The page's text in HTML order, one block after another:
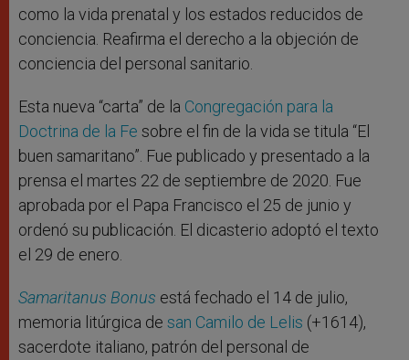
como la vida prenatal y los estados reducidos de
conciencia. Reafirma el derecho a la objeción de
conciencia del personal sanitario.
Esta nueva “carta” de la Congregación para la
Doctrina de la Fe sobre el fin de la vida se titula “El
buen samaritano”. Fue publicado y presentado a la
prensa el martes 22 de septiembre de 2020. Fue
aprobada por el Papa Francisco el 25 de junio y
ordenó su publicación. El dicasterio adoptó el texto
el 29 de enero.
Samaritanus Bonus está fechado el 14 de julio,
memoria litúrgica de san Camilo de Lelis (+1614),
sacerdote italiano, patrón del personal de